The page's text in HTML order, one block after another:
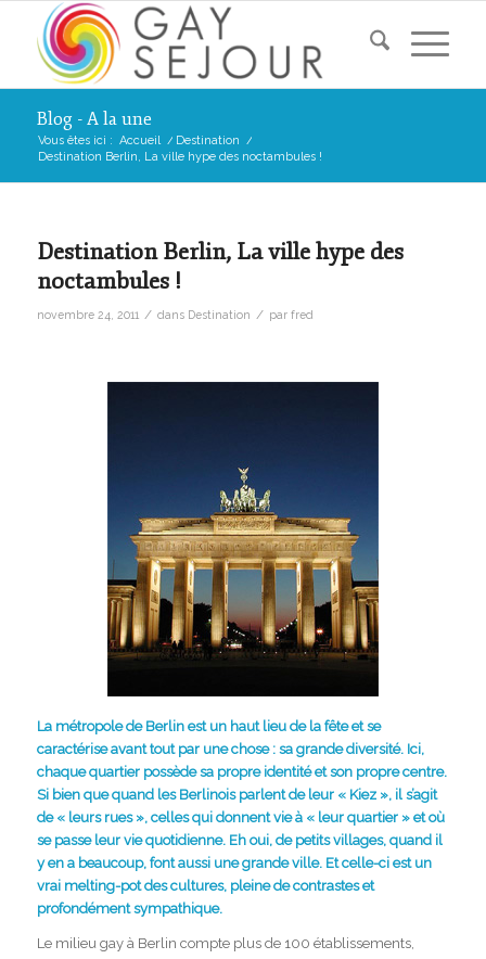
Blog - A la une
Vous êtes ici : Accueil / Destination /
Destination Berlin, La ville hype des noctambules !
Destination Berlin, La ville hype des
noctambules !
novembre 24, 2011 / dans Destination / par fred
La métropole de Berlin est un haut lieu de la fête et se
caractérise avant tout par une chose : sa grande diversité. Ici,
chaque quartier possède sa propre identité et son propre centre.
Si bien que quand les Berlinois parlent de leur « Kiez », il s’agit
de « leurs rues », celles qui donnent vie à « leur quartier » et où
se passe leur vie quotidienne. Eh oui, de petits villages, quand il
y en a beaucoup, font aussi une grande ville. Et celle-ci est un
vrai melting-pot des cultures, pleine de contrastes et
profondément sympathique.
Le milieu gay à Berlin compte plus de 100 établissements,